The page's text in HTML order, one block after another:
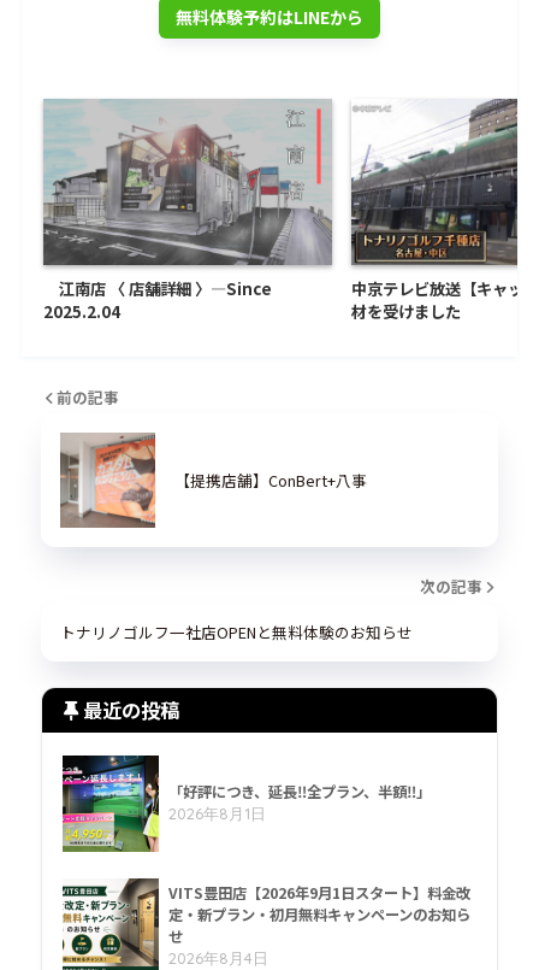
無料体験予約はLINEから
江南店 〈 店舗詳細 〉―Since
2025.2.04
中京テレビ放送【キャッ
材を受けました
前の記事
【提携店舗】ConBert+八事
次の記事
トナリノゴルフ一社店OPENと無料体験のお知らせ
最近の投稿
「好評につき、延長‼全プラン、半額‼」
2026年8月1日
VITS豊田店【2026年9月1日スタート】料金改
定・新プラン・初月無料キャンペーンのお知ら
せ
2026年8月4日